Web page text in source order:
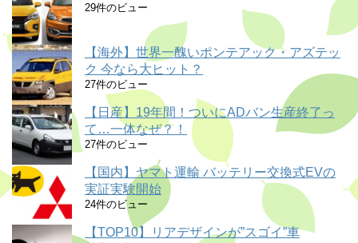
29件のビュー
【海外】世界一醜いポンテアック・アズテッ
ク 今なら大ヒット？
27件のビュー
【日産】19年間！ついにADバン生産終了っ
て…一体なぜ？！
27件のビュー
【国内】ヤマト運輸 バッテリー交換式EVの
実証実験開始
24件のビュー
【TOP10】リアデザインが”スゴイ”車